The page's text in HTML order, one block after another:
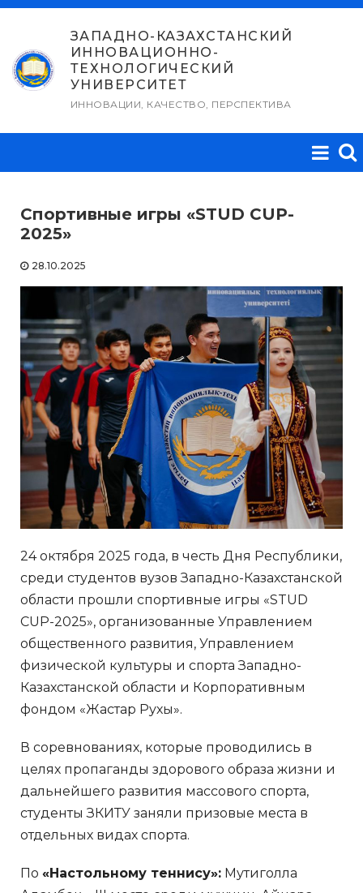
Перейти
содержимому
ЗАПАДНО-КАЗАХСТАНСКИЙ
ИННОВАЦИОННО-
ТЕХНОЛОГИЧЕСКИЙ
УНИВЕРСИТЕТ
ИННОВАЦИИ, КАЧЕСТВО, ПЕРСПЕКТИВА
Спортивные игры «STUD CUP-
2025»
28.10.2025
24 октября 2025 года, в честь Дня Республики,
среди студентов вузов Западно-Казахстанской
области прошли спортивные игры «STUD
CUP-2025», организованные Управлением
общественного развития, Управлением
физической культуры и спорта Западно-
Казахстанской области и Корпоративным
фондом «Жастар Рухы».
В соревнованиях, которые проводились в
целях пропаганды здорового образа жизни и
дальнейшего развития массового спорта,
студенты ЗКИТУ заняли призовые места в
отдельных видах спорта.
По «Настольному теннису»: Мутиголла